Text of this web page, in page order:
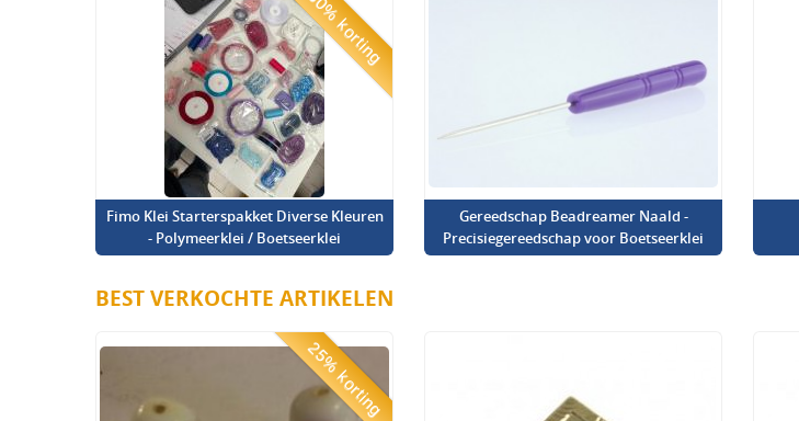
60% korting
Fimo Klei Starterspakket Diverse Kleuren
- Polymeerklei / Boetseerklei
Gereedschap Beadreamer Naald -
Precisiegereedschap voor Boetseerklei
BEST VERKOCHTE ARTIKELEN
25% korting